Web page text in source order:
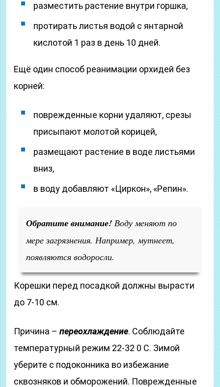
разместить растение внутри горшка,
протирать листья водой с янтарной
кислотой 1 раз в день 10 дней.
Ещё один способ реанимации орхидей без
корней:
поврежденные корни удаляют, срезы
присыпают молотой корицей,
размещают растение в воде листьями
вниз,
в воду добавляют «Циркон», «Репин».
Обратите внимание! Воду меняют по
мере загрязнения. Например, мутнеет,
появляются водоросли.
Корешки перед посадкой должны вырасти
до 7-10 см.
Причина –переохлаждение. Соблюдайте
температурный режим 22-32 0 С. Зимой
уберите с подоконника во избежание
сквозняков и обморожений. Поврежденные